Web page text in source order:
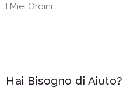
I Miei Ordini
Hai Bisogno di Aiuto?